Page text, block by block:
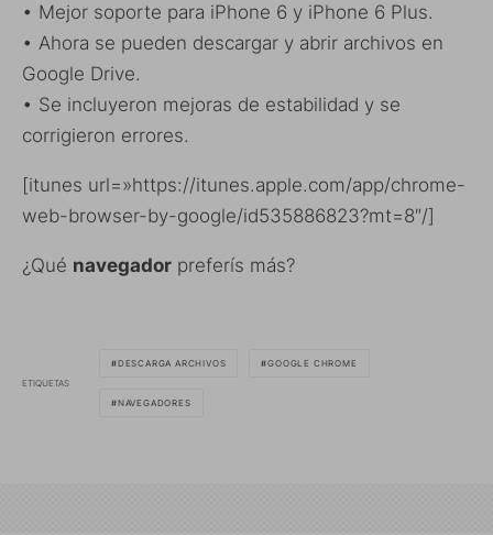
• Mejor soporte para iPhone 6 y iPhone 6 Plus.
• Ahora se pueden descargar y abrir archivos en
Google Drive.
• Se incluyeron mejoras de estabilidad y se
corrigieron errores.
[itunes url=»https://itunes.apple.com/app/chrome-
web-browser-by-google/id535886823?mt=8″/]
¿Qué navegador preferís más?
ETIQUETAS
DESCARGA ARCHIVOS GOOGLE CHROME
NAVEGADORES